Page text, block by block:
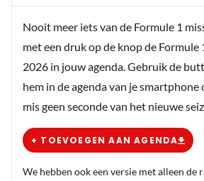
Nooit meer iets van de Formule 1
met een druk op de knop de Formule
2026 in jouw agenda. Gebruik de
hem in de agenda van je smartphone
mis geen seconde van het nieuwe
+ TOEVOEGEN AAN AGENDA
We hebben ook een versie met alleen de